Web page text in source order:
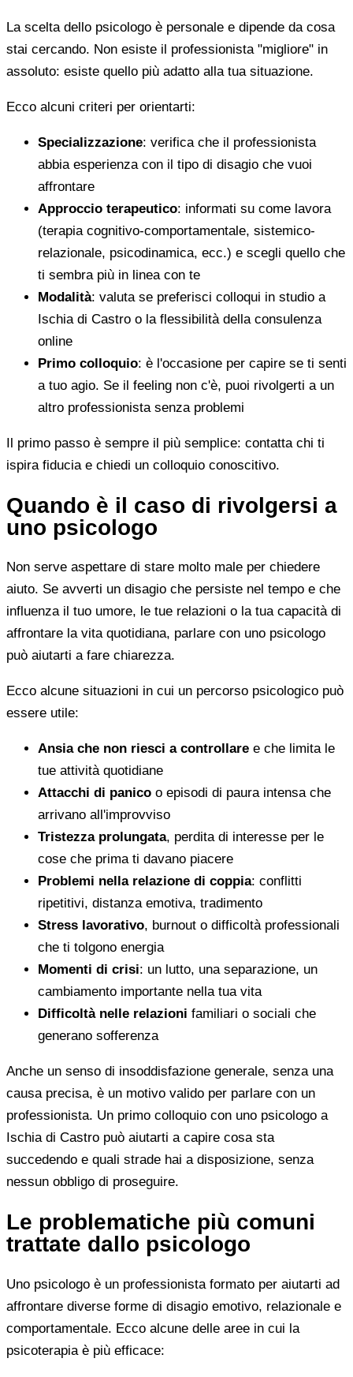
La scelta dello psicologo è personale e dipende da cosa
stai cercando. Non esiste il professionista "migliore" in
assoluto: esiste quello più adatto alla tua situazione.
Ecco alcuni criteri per orientarti:
Specializzazione: verifica che il professionista
abbia esperienza con il tipo di disagio che vuoi
affrontare
Approccio terapeutico: informati su come lavora
(terapia cognitivo-comportamentale, sistemico-
relazionale, psicodinamica, ecc.) e scegli quello che
ti sembra più in linea con te
Modalità: valuta se preferisci colloqui in studio a
Ischia di Castro o la flessibilità della consulenza
online
Primo colloquio: è l'occasione per capire se ti senti
a tuo agio. Se il feeling non c'è, puoi rivolgerti a un
altro professionista senza problemi
Il primo passo è sempre il più semplice: contatta chi ti
ispira fiducia e chiedi un colloquio conoscitivo.
Quando è il caso di rivolgersi a
uno psicologo
Non serve aspettare di stare molto male per chiedere
aiuto. Se avverti un disagio che persiste nel tempo e che
influenza il tuo umore, le tue relazioni o la tua capacità di
affrontare la vita quotidiana, parlare con uno psicologo
può aiutarti a fare chiarezza.
Ecco alcune situazioni in cui un percorso psicologico può
essere utile:
Ansia che non riesci a controllare e che limita le
tue attività quotidiane
Attacchi di panico o episodi di paura intensa che
arrivano all'improvviso
Tristezza prolungata, perdita di interesse per le
cose che prima ti davano piacere
Problemi nella relazione di coppia: conflitti
ripetitivi, distanza emotiva, tradimento
Stress lavorativo, burnout o difficoltà professionali
che ti tolgono energia
Momenti di crisi: un lutto, una separazione, un
cambiamento importante nella tua vita
Difficoltà nelle relazioni familiari o sociali che
generano sofferenza
Anche un senso di insoddisfazione generale, senza una
causa precisa, è un motivo valido per parlare con un
professionista. Un primo colloquio con uno psicologo a
Ischia di Castro può aiutarti a capire cosa sta
succedendo e quali strade hai a disposizione, senza
nessun obbligo di proseguire.
Le problematiche più comuni
trattate dallo psicologo
Uno psicologo è un professionista formato per aiutarti ad
affrontare diverse forme di disagio emotivo, relazionale e
comportamentale. Ecco alcune delle aree in cui la
psicoterapia è più efficace: